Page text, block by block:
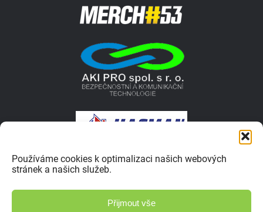
Používáme cookies k optimalizaci našich webových
stránek a našich služeb.
Přijmout vše
© 2026 Autokrosar.cz ISSN 1805-1413 | Vyrobilo studio